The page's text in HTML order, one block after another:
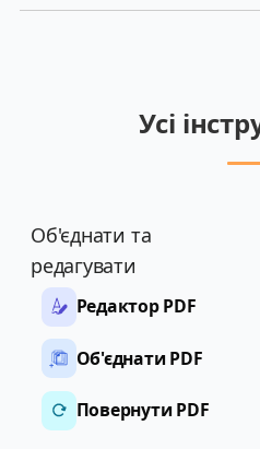
Усі
Об'єднати та
редагувати
Редактор PDF
Об'єднати PDF
Повернути PDF